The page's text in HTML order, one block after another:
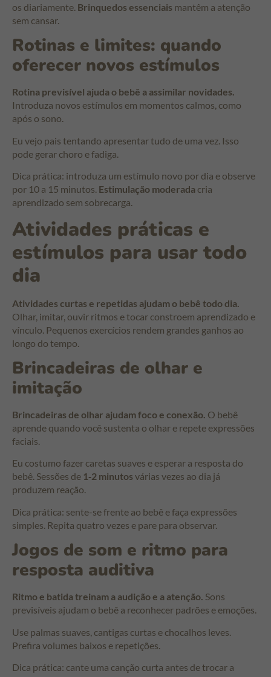
os diariamente. Brinquedos essenciais mantêm a atenção
sem cansar.
Rotinas e limites: quando
oferecer novos estímulos
Rotina previsível ajuda o bebê a assimilar novidades.
Introduza novos estímulos em momentos calmos, como
após o sono.
Eu vejo pais tentando apresentar tudo de uma vez. Isso
pode gerar choro e fadiga.
Dica prática: introduza um estímulo novo por dia e observe
por 10 a 15 minutos. Estimulação moderada cria
aprendizado sem sobrecarga.
Atividades práticas e
estímulos para usar todo
dia
Atividades curtas e repetidas ajudam o bebê todo dia.
Olhar, imitar, ouvir ritmos e tocar constroem aprendizado e
vínculo. Pequenos exercícios rendem grandes ganhos ao
longo do tempo.
Brincadeiras de olhar e
imitação
Brincadeiras de olhar ajudam foco e conexão. O bebê
aprende quando você sustenta o olhar e repete expressões
faciais.
Eu costumo fazer caretas suaves e esperar a resposta do
bebê. Sessões de 1‑2 minutos várias vezes ao dia já
produzem reação.
Dica prática: sente-se frente ao bebê e faça expressões
simples. Repita quatro vezes e pare para observar.
Jogos de som e ritmo para
resposta auditiva
Ritmo e batida treinam a audição e a atenção. Sons
previsíveis ajudam o bebê a reconhecer padrões e emoções.
Use palmas suaves, cantigas curtas e chocalhos leves.
Prefira volumes baixos e repetições.
Dica prática: cante uma canção curta antes de trocar a